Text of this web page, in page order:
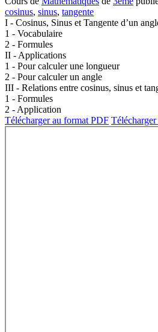
cosinus, sinus, tangente
I - Cosinus, Sinus et Tangente d’un
1 - Vocabulaire
2 - Formules
II - Applications
1 - Pour calculer une longueur
2 - Pour calculer un angle
III - Relations entre cosinus, sinus et
1 - Formules
2 - Application
Télécharger au format PDF